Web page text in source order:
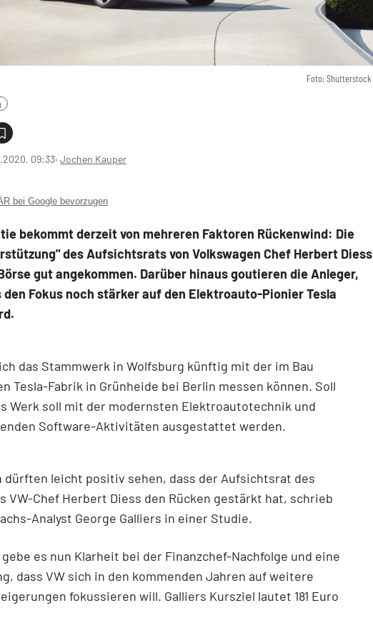
Foto: Shutterstock
09:33‧ Jochen Kauper
bei Google bevorzugen
bekommt derzeit von mehreren Faktoren Rückenwind: Die
des Aufsichtsrats von Volkswagen Chef Herbert Diess
gut angekommen. Darüber hinaus goutieren die Anleger,
den Fokus noch stärker auf den Elektroauto-Pionier Tesla
das Stammwerk in Wolfsburg künftig mit der im Bau
Tesla-Fabrik in Grünheide bei Berlin messen können. Soll
Werk soll mit der modernsten Elektroautotechnik und
Software-Aktivitäten ausgestattet werden.
dürften leicht positiv sehen, dass der Aufsichtsrat des
VW-Chef Herbert Diess den Rücken gestärkt hat, schrieb
Analyst George Galliers in einer Studie.
es nun Klarheit bei der Finanzchef-Nachfolge und eine
dass VW sich in den kommenden Jahren auf weitere
fokussieren will. Galliers Kursziel lautet 181 Euro